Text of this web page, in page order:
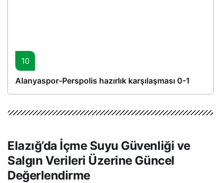
10
Alanyaspor-Perspolis hazırlık karşılaşması 0-1
Elazığ’da İçme Suyu Güvenliği ve
Salgın Verileri Üzerine Güncel
Değerlendirme